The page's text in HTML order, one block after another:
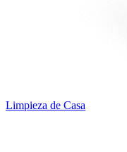
Limpieza de Casa